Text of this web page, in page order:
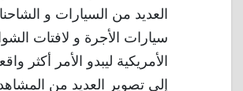
العديد من السيارات و
سيارات الأجرة و لافتات
الأمريكية ليبدو الأمر أكثر
إلي تصوير العديد من